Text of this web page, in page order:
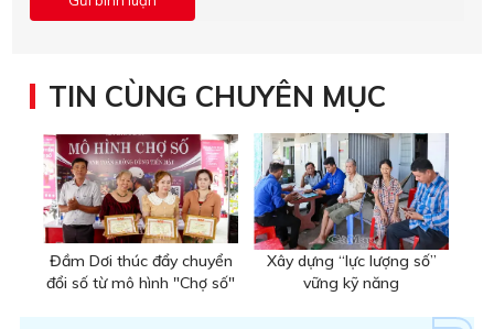
TIN CÙNG CHUYÊN MỤC
Đầm Dơi thúc đẩy chuyển
đổi số từ mô hình "Chợ số"
Xây dựng “lực lượng số”
vững kỹ năng